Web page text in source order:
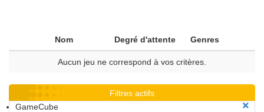
Nom Degré d'attente Genres
Aucun jeu ne correspond à vos critères.
Filtres actifs
GameCube